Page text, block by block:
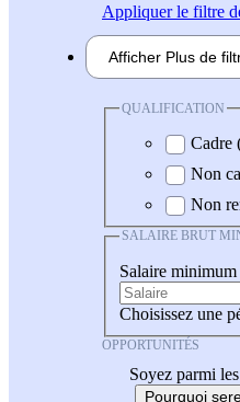
Appliquerle filtre
Afficher Plus de
QUALIFICATION
Cadre
Non
Non
SALAIRE BRUT
Salaire minimum
Choisissez une
OPPORTUNITÉS
Soyez parmi
Pourquoi